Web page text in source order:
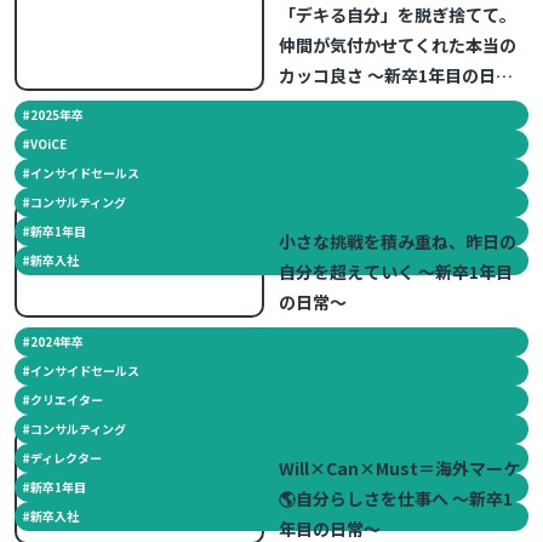
「デキる自分」を脱ぎ捨てて。
仲間が気付かせてくれた本当の
カッコ良さ ～新卒1年目の日常
～
#2025年卒
#VOiCE
#インサイドセールス
#コンサルティング
#新卒1年目
#新卒入社
小さな挑戦を積み重ね、昨日の
自分を超えていく ～新卒1年目
の日常～
#2024年卒
#インサイドセールス
#クリエイター
#コンサルティング
#ディレクター
#新卒1年目
#新卒入社
Will×Can×Must＝海外マーケ
🌎自分らしさを仕事へ ～新卒1
年目の日常～